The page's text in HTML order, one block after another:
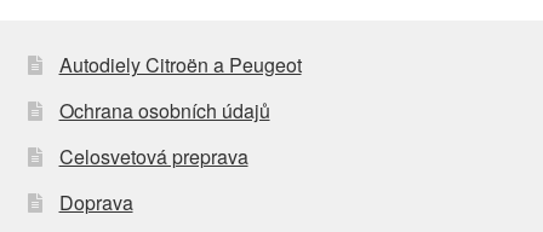
Autodiely Citroën a Peugeot
Ochrana osobních údajů
Celosvetová preprava
Doprava